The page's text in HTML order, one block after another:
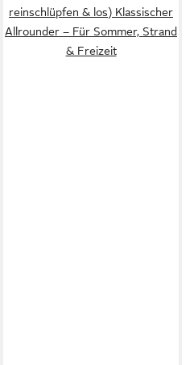
reinschlüpfen & los) Klassischer
Allrounder – Für Sommer, Strand
& Freizeit